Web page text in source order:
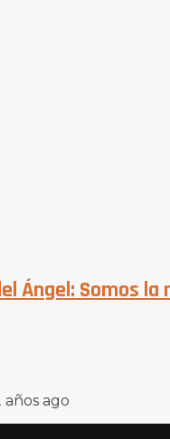
Ángel: Somos
años ago